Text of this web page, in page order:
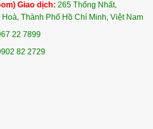
Giao dịch: 265 Thống Nhất,
Thành Phố Hồ Chí Minh, Việt Nam
22 7899
82 2729